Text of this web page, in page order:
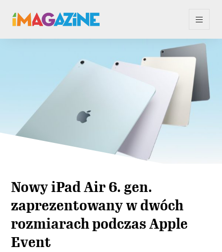
Nowy iPad Air 6. gen.
zaprezentowany w dwóch
rozmiarach podczas Apple
Event